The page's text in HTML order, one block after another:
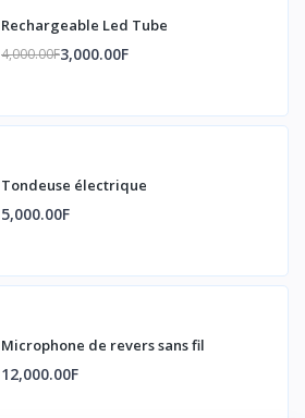
Rechargeable Led Tube
4,000.00F3,000.00F
Tondeuse électrique
5,000.00F
Microphone de revers sans fil
12,000.00F